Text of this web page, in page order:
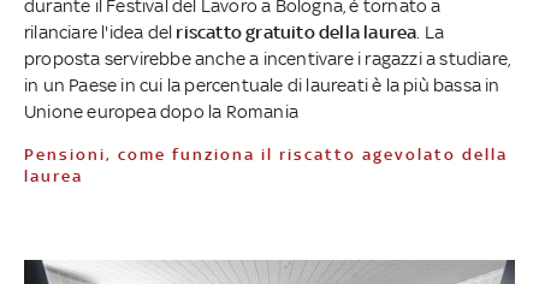
durante il Festival del Lavoro a Bologna, è tornato a
rilanciare l'idea del riscatto gratuito della laurea . La
proposta servirebbe anche a incentivare i ragazzi a studiare,
in un Paese in cui la percentuale di laureati è la più bassa in
Unione europea dopo la Romania
Pensioni, come funziona il riscatto agevolato della
laurea